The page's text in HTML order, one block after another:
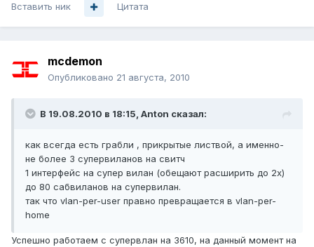
Вставить ник Цитата
mcdemon
Опубликовано 21 августа, 2010
В 19.08.2010 в 18:15, Anton сказал:
как всегда есть грабли , прикрытые листвой, а именно-
не более 3 супервиланов на свитч
1 интерфейс на супер вилан (обещают расширить до 2х)
до 80 сабвиланов на супервилан.
так что vlan-per-user правно превращается в vlan-per-
home
Успешно работаем с супервлан на 3610, на данный момент на